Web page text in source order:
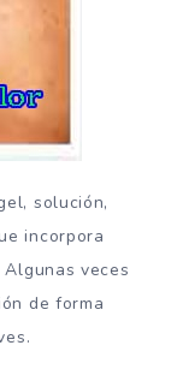
solución,
incorpora
veces
de forma